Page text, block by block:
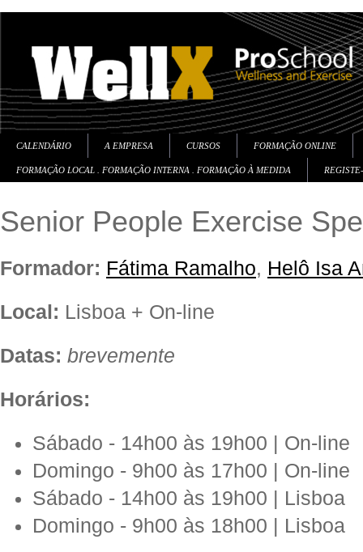
CALENDÁRIO A EMPRESA CURSOS FORMAÇÃO ONLINE
FORMAÇÃO LOCAL . FORMAÇÃO INTERNA . FORMAÇÃO À MEDIDA
Senior People Exercise
Formador: Fátima Ramalho, Helô Isa
Local: Lisboa + On-line
Datas: brevemente
Horários:
Sábado - 14h00 às 19h00 | On-line
Domingo - 9h00 às 17h00 | On-line
Sábado - 14h00 às 19h00 | Lisboa
Domingo - 9h00 às 18h00 | Lisboa